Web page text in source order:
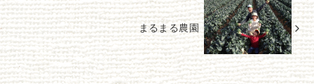
まるまる農園